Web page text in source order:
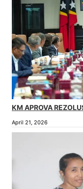
KM APROVA
April 21, 2026